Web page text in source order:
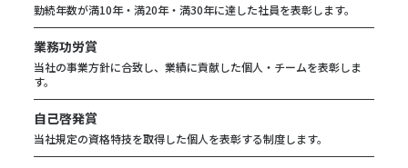
勤続年数が満10年・満20年・満30年に達した社員を表彰します。
業務功労賞
当社の事業方針に合致し、業績に貢献した個人・チームを表彰しま
す。
自己啓発賞
当社規定の資格特技を取得した個人を表彰する制度します。